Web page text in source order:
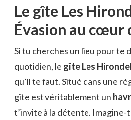
Le gîte Les
Évasion au cœur
Si tu cherches un lieu pour te
quotidien, le gîte Les
qu’il te faut. Situé dans une
gîte est véritablement un
t’invite à la détente. Imagine-